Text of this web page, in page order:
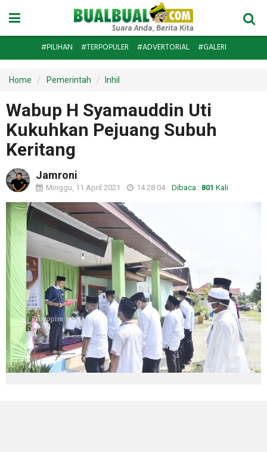
#PILIHAN #TERPOPULER #ADVERTORIAL #GALERI
Home Pemerintah Inhil
Wabup H Syamauddin Uti
Kukuhkan Pejuang Subuh
Keritang
Jamroni
Minggu, 11 April 2021 14:28:04 Dibaca : 801 Kali